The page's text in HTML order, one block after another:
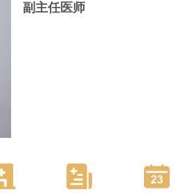
副主任医师